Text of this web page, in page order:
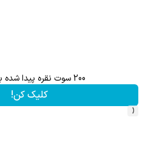
200 سوت نقره پیدا شده برای تو!!!
کلیک کن!
‹